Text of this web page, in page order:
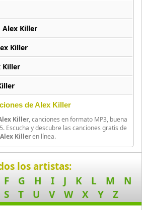
Alex Killer
Killer
Killer
de Alex Killer
Killer, canciones en formato MP3, buena
Escucha y descubre las canciones gratis de
Alex Killeren línea.
los artistas:
F G H I J K L M
N
S T U V W X Y Z